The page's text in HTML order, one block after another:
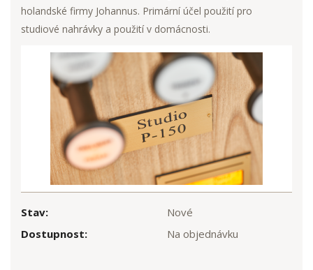
holandské firmy Johannus. Primární účel použití pro
studiové nahrávky a použití v domácnosti.
Stav:
Nové
Dostupnost:
Na objednávku